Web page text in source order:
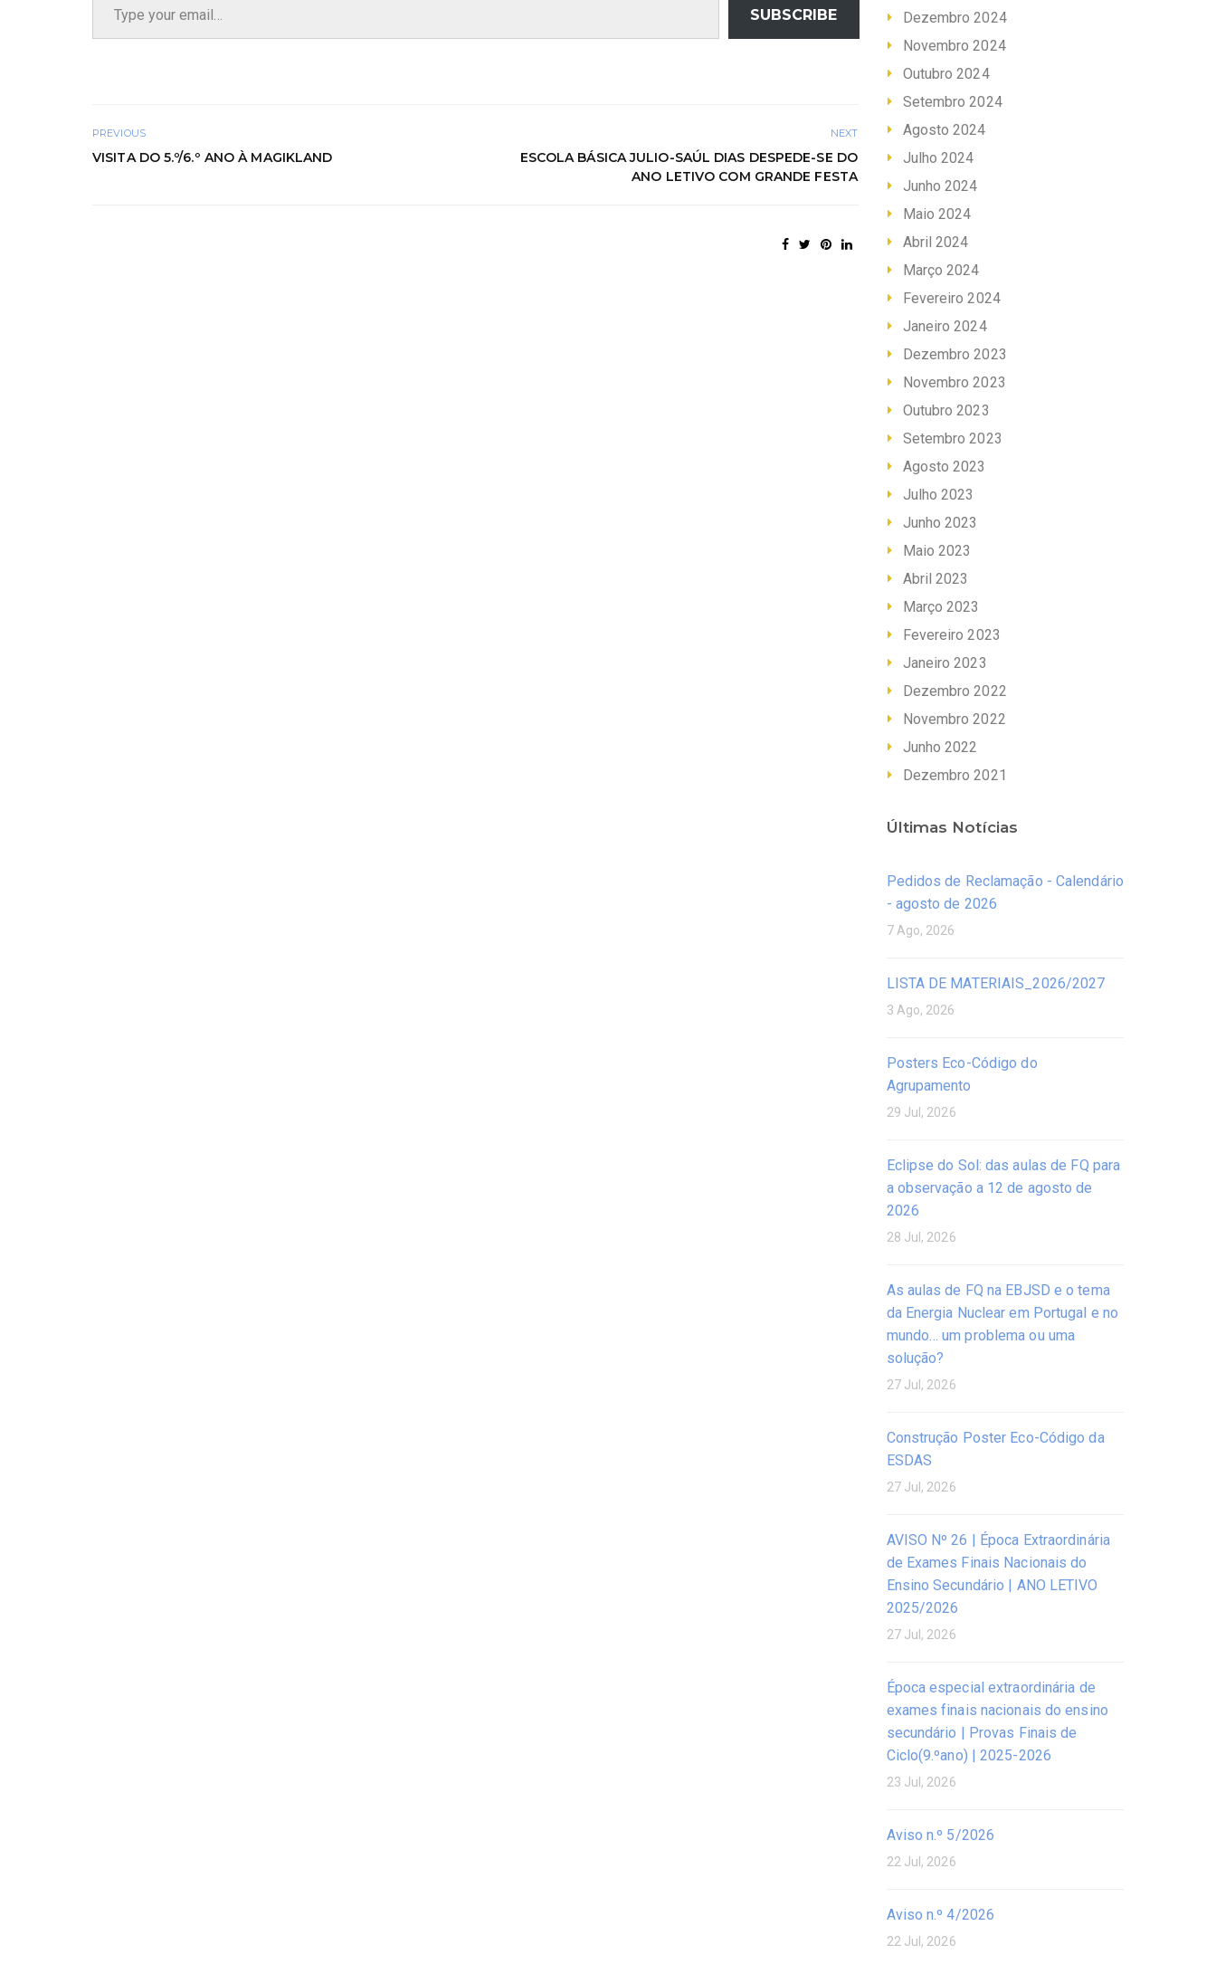
SUBSCRIBE
PREVIOUS
VISITA DO 5.º/6.º ANO À MAGIKLAND
NEXT
ESCOLA BÁSICA JULIO-SAÚL DIAS DESPEDE-SE DO
ANO LETIVO COM GRANDE FESTA
Dezembro 2024
Novembro 2024
Outubro 2024
Setembro 2024
Agosto 2024
Julho 2024
Junho 2024
Maio 2024
Abril 2024
Março 2024
Fevereiro 2024
Janeiro 2024
Dezembro 2023
Novembro 2023
Outubro 2023
Setembro 2023
Agosto 2023
Julho 2023
Junho 2023
Maio 2023
Abril 2023
Março 2023
Fevereiro 2023
Janeiro 2023
Dezembro 2022
Novembro 2022
Junho 2022
Dezembro 2021
Últimas Notícias
Pedidos de Reclamação - Calendário
- agosto de 2026
7 Ago, 2026
LISTA DE MATERIAIS_2026/2027
3 Ago, 2026
Posters Eco-Código do
Agrupamento
29 Jul, 2026
Eclipse do Sol: das aulas de FQ para
a observação a 12 de agosto de
2026
28 Jul, 2026
As aulas de FQ na EBJSD e o tema
da Energia Nuclear em Portugal e no
mundo… um problema ou uma
solução?
27 Jul, 2026
Construção Poster Eco-Código da
ESDAS
27 Jul, 2026
AVISO Nº 26 | Época Extraordinária
de Exames Finais Nacionais do
Ensino Secundário | ANO LETIVO
2025/2026
27 Jul, 2026
Época especial extraordinária de
exames finais nacionais do ensino
secundário | Provas Finais de
Ciclo(9.ºano) | 2025-2026
23 Jul, 2026
Aviso n.º 5/2026
22 Jul, 2026
Aviso n.º 4/2026
22 Jul, 2026